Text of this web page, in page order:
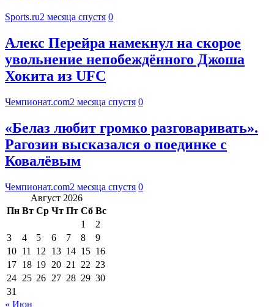
Sports.ru2 месяца спустя 0
Алекс Перейра намекнул на скорое
увольнение непобеждённого Джоша
Хокита из UFC
Чемпионат.com2 месяца спустя 0
«Белаз любит громко разговаривать».
Рагозин высказался о поединке с
Ковалёвым
Чемпионат.com2 месяца спустя 0
Август 2026
Пн Вт Ср Чт Пт Сб Вс
1
2
3
4 5 6 7 8
9
10 11 12 13 14 15 16
17 18 19 20 21 22 23
24 25 26 27 28 29 30
31
« Июн